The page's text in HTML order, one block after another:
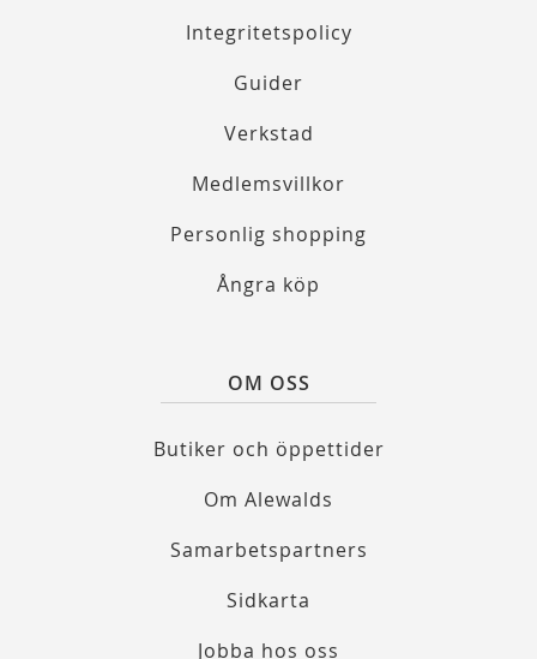
Integritetspolicy
Guider
Verkstad
Medlemsvillkor
Personlig shopping
Ångra köp
OM OSS
Butiker och öppettider
Om Alewalds
Samarbetspartners
Sidkarta
Jobba hos oss